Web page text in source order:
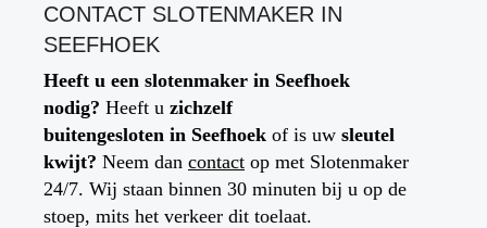
CONTACT SLOTENMAKER IN
SEEFHOEK
Heeft u een slotenmaker in Seefhoek
nodig? Heeft u zichzelf
buitengesloten in Seefhoek of is uw sleutel
kwijt? Neem dan contact op met Slotenmaker
24/7. Wij staan binnen 30 minuten bij u op de
stoep, mits het verkeer dit toelaat.